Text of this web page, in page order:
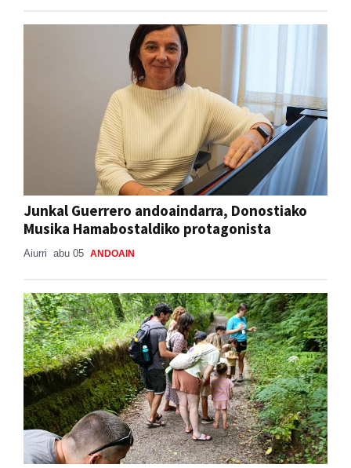
Junkal Guerrero andoaindarra, Donostiako
Musika Hamabostaldiko protagonista
Aiurri abu 05 ANDOAIN